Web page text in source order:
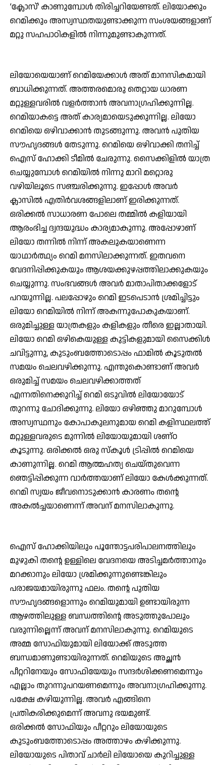
‘ക്ലോസ്’ കാണുമ്പോള്‍ തിരിച്ചറിയേണ്ടത്. ലിയോക്കും
റെമിക്കും അസ്വസ്ഥതയുണ്ടാക്കുന്ന സംശയങ്ങളാണ്
മറ്റു സഹപാഠികളില്‍ നിന്നുമുണ്ടാകുന്നത്.
ലിയോയെയാണ് റെമിയേക്കാള്‍ അത് മാനസികമായി
ബാധിക്കുന്നത്. അത്തരമൊരു തെറ്റായ ധാരണ
മറ്റുള്ളവരില്‍ വളര്‍ത്താന്‍ അവനാഗ്രഹിക്കുന്നില്ല.
റെമിയാകട്ടെ അത് കാര്യമായെടുക്കുന്നില്ല. ലിയോ
റെമിയെ ഒഴിവാക്കാന്‍ തുടങ്ങുന്നു. അവന്‍ പുതിയ
സൗഹൃദങ്ങള്‍ തേടുന്നു. റെമിയെ ഒഴിവാക്കി തനിച്ച്
ഐസ് ഹോക്കി ടീമില്‍ ചേരുന്നു. സൈക്കിളില്‍ യാത്ര
ചെയ്യുമ്പോള്‍ റെമിയില്‍ നിന്നു മാറി മറ്റൊരു
വഴിയിലൂടെ സഞ്ചരിക്കുന്നു. ഇപ്പോള്‍ അവര്‍
ക്ലാസില്‍ എതിര്‍വശങ്ങളിലാണ് ഇരിക്കുന്നത്.
ഒരിക്കല്‍ സാധാരണ പോലെ തമ്മില്‍ കളിയായി
ആരംഭിച്ച ദ്വന്ദയുദ്ധം കാര്യമാകുന്നു. അപ്പോഴാണ്
ലിയോ തന്നില്‍ നിന്ന് അകലുകയാണെന്ന
യാഥാര്‍ത്ഥ്യം റെമി മനസിലാക്കുന്നത്. ഇതവനെ
വേദനിപ്പിക്കുകയും ആശയക്കുഴപ്പത്തിലാക്കുകയും
ചെയ്യുന്നു. സംഭവങ്ങള്‍ അവര്‍ മാതാപിതാക്കളോട്
പറയുന്നില്ല. പലപ്പോഴും റെമി ഇടപെടാന്‍ ശ്രമിച്ചിട്ടും
ലിയോ റെമിയില്‍ നിന്ന് അകന്നുപോകുകയാണ്.
ഒരുമിച്ചുള്ള യാത്രകളും കളികളും തീരെ ഇല്ലാതായി.
ലിയോ റെമി ഒഴികെയുള്ള കുട്ടികളുമായി സൈക്കിള്‍
ചവിട്ടുന്നു, കുടുംബത്തോടൊപ്പം ഫാമില്‍ കൂടുതല്‍
സമയം ചെലവഴിക്കുന്നു. എന്തുകൊണ്ടാണ് അവര്‍
ഒരുമിച്ച് സമയം ചെലവഴിക്കാത്തത്
എന്നതിനെക്കുറിച്ച് റെമി ഒടുവില്‍ ലിയോയോട്
തുറന്നു ചോദിക്കുന്നു. ലിയോ ഒഴിഞ്ഞു മാറുമ്പോള്‍
അസ്വസ്ഥനും കോപാകുലനുമായ റെമി കളിസ്ഥലത്ത്
മറ്റുള്ളവരുടെ മുന്നില്‍ ലിയോയുമായി ശണ്ഠ
കൂടുന്നു. ഒരിക്കല്‍ ഒരു സ്‌കൂള്‍ ട്രിപ്പില്‍ റെമിയെ
കാണുന്നില്ല. റെമി ആത്മഹത്യ ചെയ്തുവെന്ന
ഞെട്ടിപ്പിക്കുന്ന വാര്‍ത്തയാണ് ലിയോ കേള്‍ക്കുന്നത്.
റെമി സ്വയം ജീവനൊടുക്കാന്‍ കാരണം തന്റെ
അകല്‍ച്ചയാണെന്ന് അവന് മനസിലാകുന്നു.
ഐസ് ഹോക്കിയിലും പൂന്തോട്ടപരിപാലനത്തിലും
മുഴുകി തന്റെ ഉള്ളിലെ വേദനയെ അടിച്ചമര്‍ത്താനും
മറക്കാനും ലിയോ ശ്രമിക്കുന്നുണ്ടെങ്കിലും
പരാജയമായിരുന്നു ഫലം. തന്റെ പുതിയ
സൗഹൃദങ്ങളൊന്നും റെമിയുമായി ഉണ്ടായിരുന്ന
ആഴത്തിലുള്ള ബന്ധത്തിന്റെ അടുത്തുപോലും
വരുന്നില്ലെന്ന് അവന് മനസിലാകുന്നു. റെമിയുടെ
അമ്മ സോഫിയുമായി ലിയോക്ക് അടുത്ത
ബന്ധമാണുണ്ടായിരുന്നത്. റെമിയുടെ അച്ഛന്‍
പീറ്ററിനേയും സോഫിയേയും സന്ദര്‍ശിക്കണമെന്നും
എല്ലാം തുറന്നുപറയണമെന്നും അവനാഗ്രഹിക്കുന്നു.
പക്ഷേ കഴിയുന്നില്ല. അവര്‍ എങ്ങിനെ
പ്രതികരിക്കുമെന്ന് അവനു ഭയമുണ്ട്.
ഒരിക്കല്‍ സോഫിയും പീറ്ററും ലിയോയുടെ
കുടുംബത്തോടൊപ്പം അത്താഴം കഴിക്കുന്നു.
ലിയോയുടെ പിതാവ് ചാര്‍ലി ലിയോയെ കുറിച്ചുള്ള